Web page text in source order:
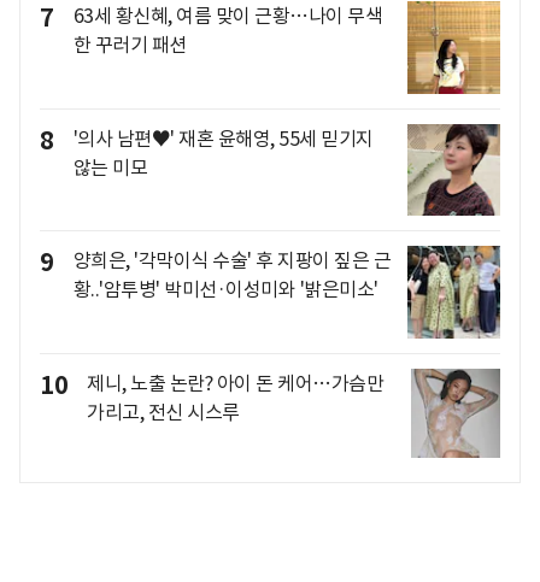
7
63세 황신혜, 여름 맞이 근황…나이 무색
한 꾸러기 패션
8
'의사 남편♥' 재혼 윤해영, 55세 믿기지
않는 미모
9
양희은, '각막이식 수술' 후 지팡이 짚은 근
황..'암투병' 박미선·이성미와 '밝은미소'
10
제니, 노출 논란? 아이 돈 케어…가슴만
가리고, 전신 시스루